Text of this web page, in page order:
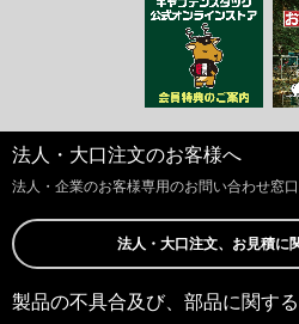
法人・大口注文のお客様へ
法人・企業のお客様専用のお問い合わせ窓口
法人・大口注文、お見積に
製品の不具合及び、部品に関す